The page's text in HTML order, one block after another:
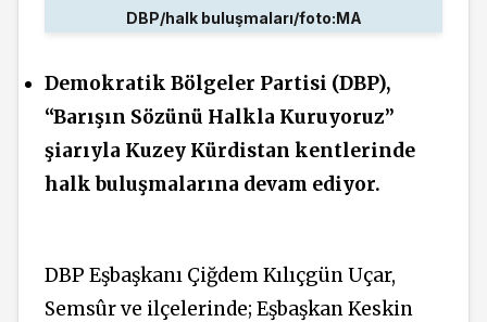
DBP/halk buluşmaları/foto:MA
Demokratik Bölgeler Partisi (DBP),
“Barışın Sözünü Halkla Kuruyoruz”
şiarıyla Kuzey Kürdistan kentlerinde
halk buluşmalarına devam ediyor.
DBP Eşbaşkanı Çiğdem Kılıçgün Uçar,
Semsûr ve ilçelerinde; Eşbaşkan Keskin